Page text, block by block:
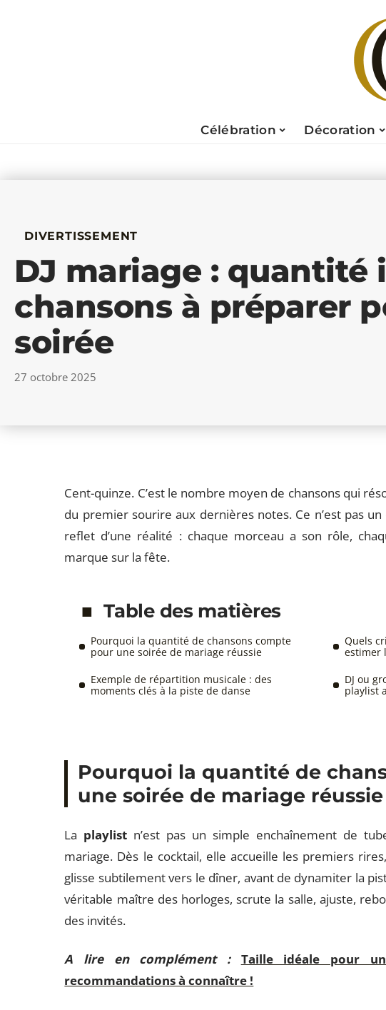
Célébration Décoration
DIVERTISSEMENT
DJ mariage : quantité
chansons à préparer
soirée
27 octobre 2025
Cent-quinze. C’est le nombre moyen de chansons qui
du premier sourire aux dernières notes. Ce n’est pas
reflet d’une réalité : chaque morceau a son rôle,
marque sur la fête.
Table des matières
Pourquoi la quantité de chansons compte
pour une soirée de mariage réussie
Quels
estimer
Exemple de répartition musicale : des
moments clés à la piste de danse
DJ ou
playlist
Pourquoi la quantité de
une soirée de mariage réussie
La playlist n’est pas un simple enchaînement de
mariage. Dès le cocktail, elle accueille les premiers
glisse subtilement vers le dîner, avant de dynamiter la
véritable maître des horloges, scrute la salle, ajuste,
des invités.
A lire en complément :
Taille idéale pour
recommandations à connaître !